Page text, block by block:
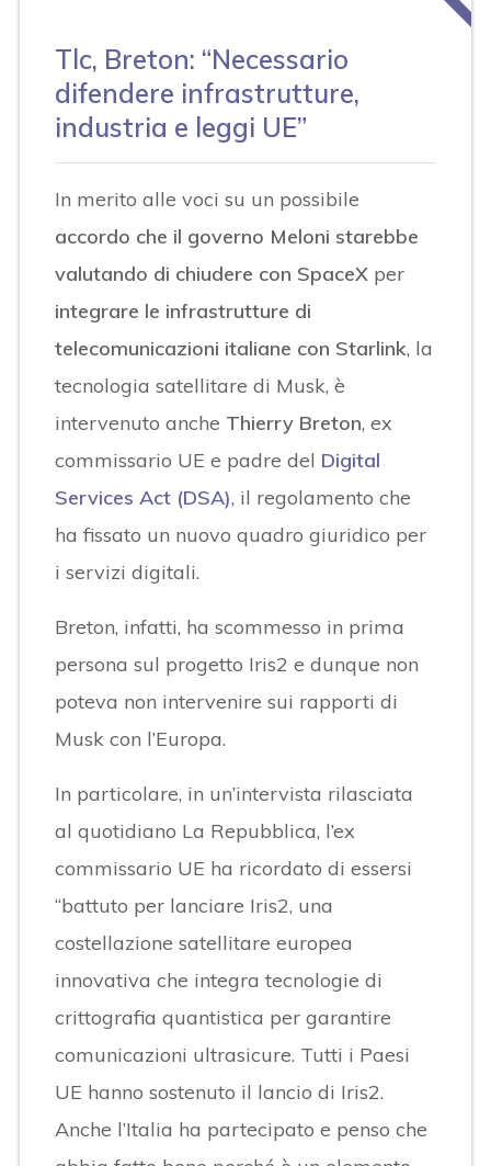
Tlc, Breton: “Necessario
difendere infrastrutture,
industria e leggi UE”
In merito alle voci su un possibile
accordo che il governo Meloni starebbe
valutando di chiudere con SpaceX per
integrare le infrastrutture di
telecomunicazioni italiane con Starlink, la
tecnologia satellitare di Musk, è
intervenuto anche Thierry Breton, ex
commissario UE e padre del Digital
Services Act (DSA), il regolamento che
ha fissato un nuovo quadro giuridico per
i servizi digitali.
Breton, infatti, ha scommesso in prima
persona sul progetto Iris2 e dunque non
poteva non intervenire sui rapporti di
Musk con l’Europa.
In particolare, in un’intervista rilasciata
al quotidiano La Repubblica, l’ex
commissario UE ha ricordato di essersi
“battuto per lanciare Iris2, una
costellazione satellitare europea
innovativa che integra tecnologie di
crittografia quantistica per garantire
comunicazioni ultrasicure. Tutti i Paesi
UE hanno sostenuto il lancio di Iris2.
Anche l’Italia ha partecipato e penso che